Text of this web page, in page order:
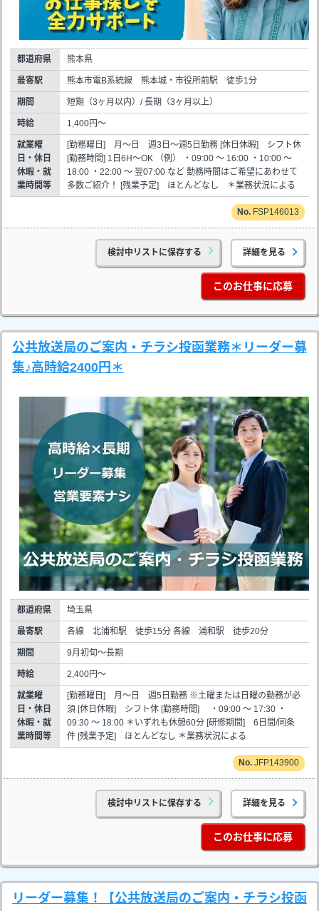
都道府県 熊本県
最寄駅 熊本市電B系統線 熊本城・市役所前駅 徒歩1分
期間 短期（3ヶ月以内）/ 長期（3ヶ月以上）
時給 1,400円～
就業曜
日・休日
休暇・就
業時間等
[勤務曜日] 月～日 週3日～週5日勤務 [休日休暇] シフト休
[勤務時間] 1日6H～OK （例） ・09:00 ～ 16:00 ・10:00 ～
18:00 ・22:00 ～ 翌07:00 など 勤務時間はご希望にあわせて
多数ご紹介！ [残業予定] ほとんどなし ＊業務状況による
FSP146013
検討中リストに保存する 詳細を見る
このお仕事に応募
公共放送局のご案内・チラシ投函業務＊リーダー募
集♪高時給2400円＊
都道府県 埼玉県
最寄駅 各線 北浦和駅 徒歩15分 各線 浦和駅 徒歩20分
期間 9月初旬～長期
時給 2,400円～
就業曜
日・休日
休暇・就
業時間等
[勤務曜日] 月～日 週5日勤務 ※土曜または日曜の勤務が必
須 [休日休暇] シフト休 [勤務時間] ・09:00 ～ 17:30 ・
09:30 ～ 18:00 ＊いずれも休憩60分 [研修期間] 6日間/同条
件 [残業予定] ほとんどなし ＊業務状況による
JFP143900
検討中リストに保存する 詳細を見る
このお仕事に応募
リーダー募集！【公共放送局のご案内・チラシ投函